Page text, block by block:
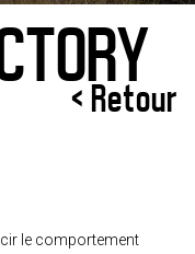
< Retour
le comportement